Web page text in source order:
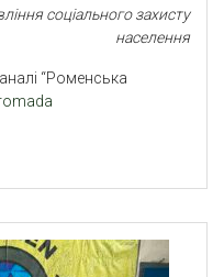
соціального захисту
населення
“Роменська